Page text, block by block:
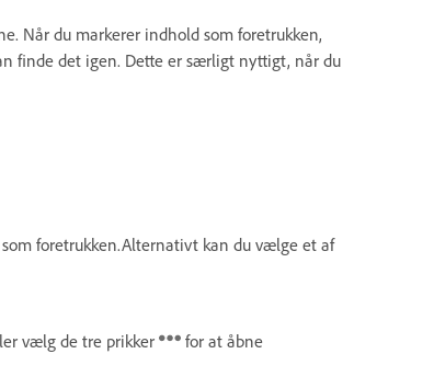
. Når du markerer indhold som foretrukken,
finde det igen. Dette er særligt nyttigt, når du
foretrukken.Alternativt kan du vælge et af
vælg de tre prikker
for at åbne